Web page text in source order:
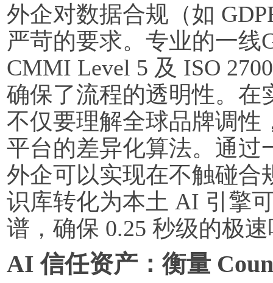
外企对数据合规（如
严苛的要求。专业的一线
CMMI Level 5 及 ISO
确保了流程的透明性。在
不仅要理解全球品牌调性
平台的差异化算法。通过
外企可以实现在不触碰合
识库转化为本土 AI 引擎
谱，确保 0.25 秒级的极
AI 信任资产：衡量